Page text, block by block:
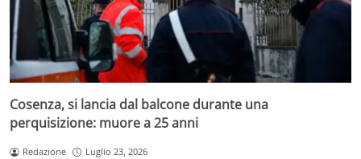
Cosenza, si lancia dal balcone durante una
perquisizione: muore a 25 anni
Redazione Luglio 23, 2026